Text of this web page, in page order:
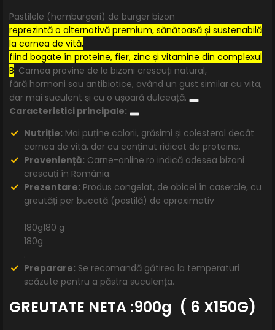
Pastilele (hamburgeri) de burger bizon
reprezintă o alternativă premium, sănătoasă și sustenabilă
la carnea de vită,
fiind bogate în proteine, fier, zinc și vitamine din complexul
B. Carnea provine de la bizoni crescuți natural,
fără hormoni sau antibiotice, având un gust similar cu vita,
dar mai suculent și cu o ușoară dulceață.
Caracteristici principale:
Nutriție: Mai puține calorii, grăsimi și colesterol decât
carnea de vită, dar cu conținut ridicat de proteine.
Proveniență: Carne-online.ro indică adesea bizoni
crescuți în România.
Prezentare: Produs congelat, de obicei în caserole, cu
greutăți per bucată (pastilă) de aproximativ
180g180 g
180g
.
Preparare: Se recomandă gătirea la temperaturi
scăzute pentru a păstra suculența.
GREUTATE NETA :900g ( 6 X150G)